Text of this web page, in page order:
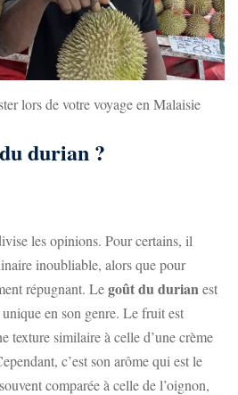
lors de votre voyage en Malaisie
durian ?
les opinions. Pour certains, il
inoubliable, alors que pour
répugnant. Legoût du durianest
en son genre. Le fruit est
texture similaire à celle d’une crème
c’est son arôme qui est le
comparée à celle de l’oignon,